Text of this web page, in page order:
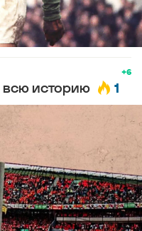
+6
всю историю 1